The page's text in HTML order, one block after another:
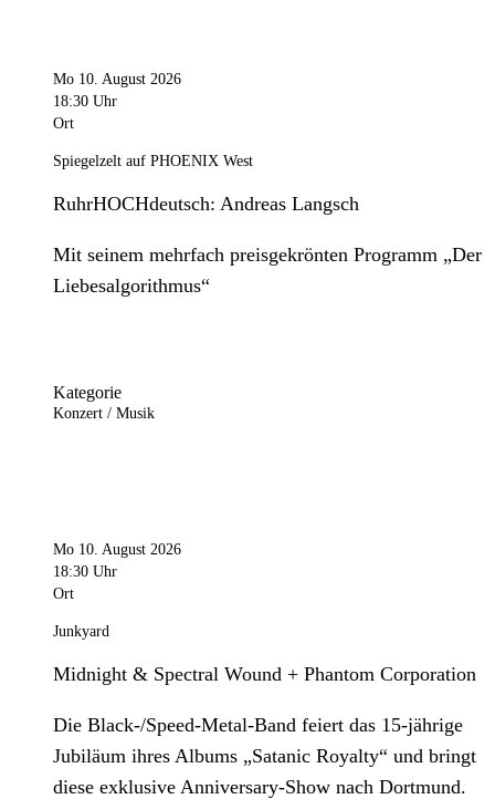
Mo 10. August 2026
18:30 Uhr
Ort
Spiegelzelt auf PHOENIX West
RuhrHOCHdeutsch: Andreas Langsch
Mit seinem mehrfach preisgekrönten Programm „Der
Liebesalgorithmus“
Kategorie
Konzert / Musik
Mo 10. August 2026
18:30 Uhr
Ort
Junkyard
Midnight & Spectral Wound + Phantom Corporation
Die Black-/Speed-Metal-Band feiert das 15-jährige
Jubiläum ihres Albums „Satanic Royalty“ und bringt
diese exklusive Anniversary-Show nach Dortmund.